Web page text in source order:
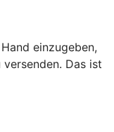
einzugeben,
Das ist